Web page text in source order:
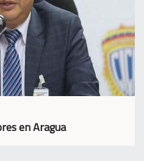
en Aragua